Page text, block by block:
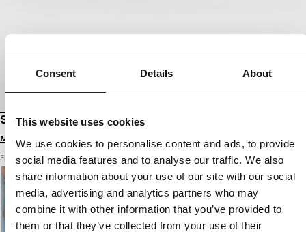
Consent Details About
This website uses cookies
We use cookies to personalise content and ads, to provide
social media features and to analyse our traffic. We also
share information about your use of our site with our social
media, advertising and analytics partners who may
combine it with other information that you’ve provided to
them or that they’ve collected from your use of their
SCHUHE ROSCOE
Melde dich an, um Preise zu sehen
Farbe: schwarz